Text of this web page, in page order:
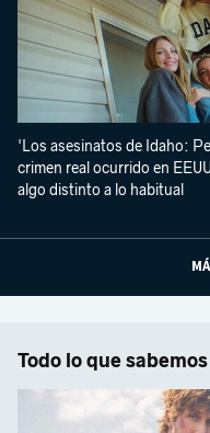
'Los asesinatos de Idaho:
crimen real ocurrido en
algo distinto a lo habitual
Todo lo que sabemos